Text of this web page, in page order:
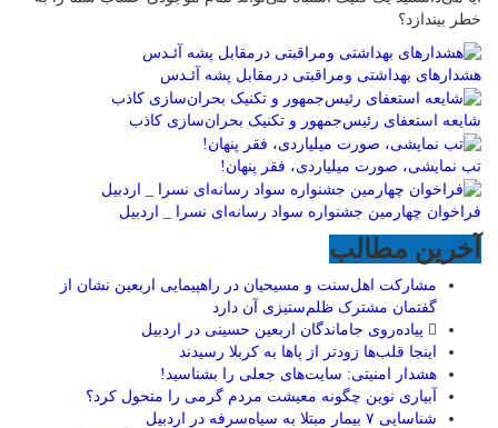
خطر بیندازد؟
هشدارهاى بهداشتى ومراقبتى درمقابل پشه آئـدس
شایعه استعفای رئیس‌جمهور و تکنیک بحران‌سازی کاذب
تب نمایشی، صورت میلیاردی، فقر پنهان!
فراخوان چهارمین جشنواره سواد رسانه‌ای نسرا _ اردبیل
آخرین مطالب
مشارکت اهل‌سنت و مسیحیان در راهپیمایی اربعین نشان از
گفتمان مشترک ظلم‌ستیزی آن دارد
پیاده‌روی جاماندگان اربعین حسینی در اردبیل
اینجا قلب‌ها زودتر از پاها به کربلا رسیدند
هشدار امنیتی: سایت‌های جعلی را بشناسید!
آبیاری نوین چگونه معیشت مردم گرمی را متحول کرد؟
شناسایی ۷ بیمار مبتلا به سیاه‌سرفه در اردبیل